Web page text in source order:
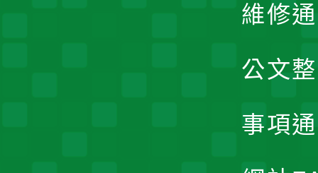
維修
公文
事項